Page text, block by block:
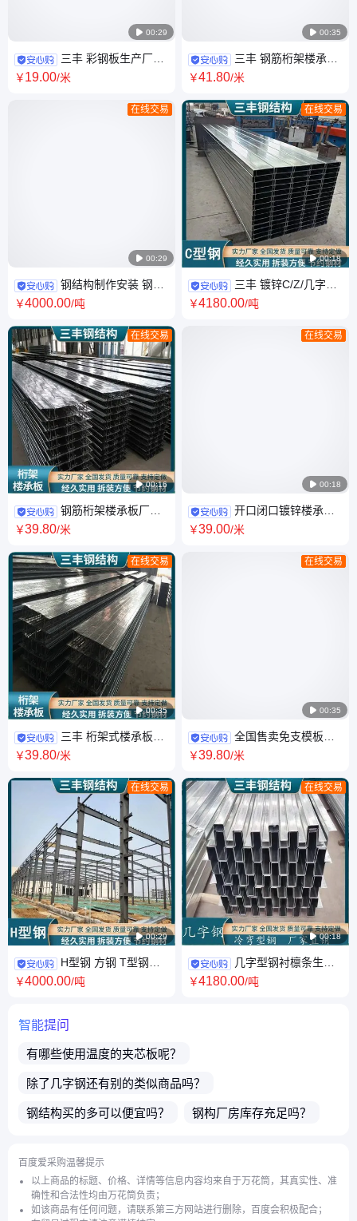
 00:29
三丰 彩钢板生产厂家
YX25-205-1025型 840型 750
￥19.00/米
 00:29
在线交易
钢结构制作安装 钢板
激光切割加工 异性钢梁焊接 全
￥4000.00/吨
 00:16
在线交易
钢筋桁架楼承板厂家
钢结构隔层用装配式承重桁架
￥39.80/米
 00:35
在线交易
三丰 桁架式楼承板生
产厂家 免支模楼层板 PC桁架
￥39.80/米
 00:29
在线交易
H型钢 方钢 T型钢定
制 钢材钢管销售一站式采购 一
￥4000.00/吨
 00:35
三丰 钢筋桁架楼承板
免拆底模板0.5mm厚镀锌 锌层
￥41.80/米
 00:18
在线交易
三丰 镀锌C/Z/几字型
钢檩条生产厂家 Q235B 支持定
￥4180.00/吨
 00:18
在线交易
开口闭口镀锌楼承板
510型 555型 600型 688型 690
￥39.00/米
 00:35
在线交易
全国售卖免支模板楼
层板 钢筋桁架楼承板生产厂家
￥39.80/米
 00:18
在线交易
几字型钢衬檩条生产
厂家 镀锌几字钢 支持定制 全国
￥4180.00/吨
智能提问
有哪些使用温度的夹芯板呢？
除了 几字钢还有别的类似商品吗？
钢结构买的多可以便宜吗？ 钢构厂房库存充足吗？
有哪些日产量的保温板呢？
百度爱采购温馨提示
以上商品的标题、价格、详情等信息内容均来自于万花筒，其真实性、准
确性和合法性均由万花筒负责；
如该商品有任何问题，请联系第三方网站进行删除，百度会积极配合；